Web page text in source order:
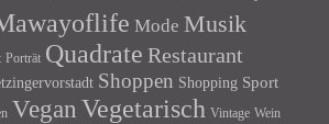
Mode Musik
Porträt Quadrate Restaurant
Shoppen Shopping Sport
Vegan Vegetarisch Vintage Wein